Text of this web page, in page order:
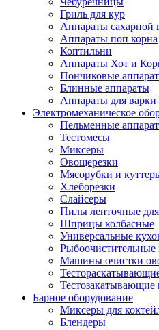
Гриль для кур
Аппараты сахарной
Аппараты поп корна
Коптильни
Аппараты Хот и
Пончиковые
Блинные аппараты
Аппараты для варки
Электромеханическое
Пельменные
Тестомесы
Миксеры
Овощерезки
Мясорубки и
Хлеборезки
Слайсеры
Пилы ленточные для
Шприцы колбасные
Универсальные
Машины очистки
Барное оборудование
Миксеры для
Блендеры